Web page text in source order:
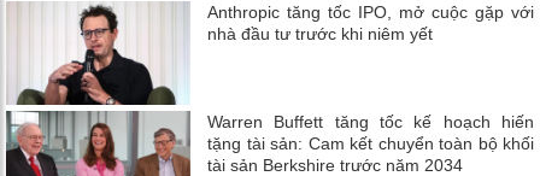
Anthropic tăng tốc IPO, mở cuộc gặp với
nhà đầu tư trước khi niêm yết
Warren Buffett tăng tốc kế hoạch hiến
tặng tài sản: Cam kết chuyển toàn bộ khối
tài sản Berkshire trước năm 2034